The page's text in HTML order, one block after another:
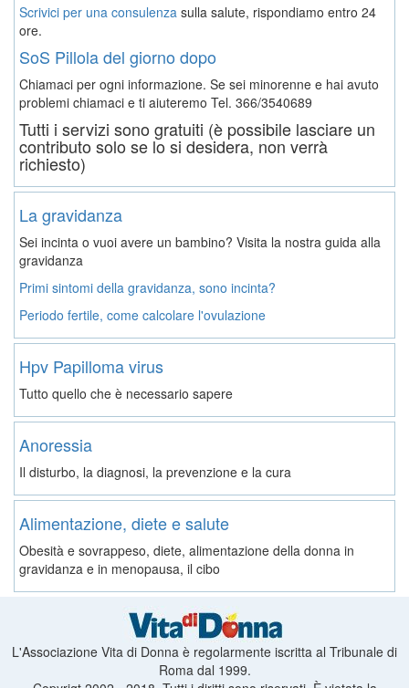
Scrivici per una consulenza sulla salute, rispondiamo entro 24
ore.
SoS Pillola del giorno dopo
Chiamaci per ogni informazione. Se sei minorenne e hai avuto
problemi chiamaci e ti aiuteremo Tel. 366/3540689
Tutti i servizi sono gratuiti (è possibile lasciare un
contributo solo se lo si desidera, non verrà
richiesto)
La gravidanza
Sei incinta o vuoi avere un bambino? Visita la nostra guida alla
gravidanza
Primi sintomi della gravidanza, sono incinta?
Periodo fertile, come calcolare l'ovulazione
Hpv Papilloma virus
Tutto quello che è necessario sapere
Anoressia
Il disturbo, la diagnosi, la prevenzione e la cura
Alimentazione, diete e salute
Obesità e sovrappeso, diete, alimentazione della donna in
gravidanza e in menopausa, il cibo
L'Associazione Vita di Donna è regolarmente iscritta al Tribunale di
Roma dal 1999.